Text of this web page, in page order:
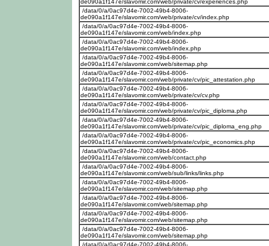
de090a1f147e/slavomir.com/web/private/cv/experiences.php
/data/0/a/0ac97d4e-7002-49b4-8006-
de090a1f147e/slavomir.com/web/private/cv/index.php
/data/0/a/0ac97d4e-7002-49b4-8006-
de090a1f147e/slavomir.com/web/index.php
/data/0/a/0ac97d4e-7002-49b4-8006-
de090a1f147e/slavomir.com/web/index.php
/data/0/a/0ac97d4e-7002-49b4-8006-
de090a1f147e/slavomir.com/web/sitemap.php
/data/0/a/0ac97d4e-7002-49b4-8006-
de090a1f147e/slavomir.com/web/private/cv/pic_attestation.php
/data/0/a/0ac97d4e-7002-49b4-8006-
de090a1f147e/slavomir.com/web/private/cv/cv.php
/data/0/a/0ac97d4e-7002-49b4-8006-
de090a1f147e/slavomir.com/web/private/cv/pic_diploma.php
/data/0/a/0ac97d4e-7002-49b4-8006-
de090a1f147e/slavomir.com/web/private/cv/pic_diploma_eng.php
/data/0/a/0ac97d4e-7002-49b4-8006-
de090a1f147e/slavomir.com/web/private/cv/pic_economics.php
/data/0/a/0ac97d4e-7002-49b4-8006-
de090a1f147e/slavomir.com/web/contact.php
/data/0/a/0ac97d4e-7002-49b4-8006-
de090a1f147e/slavomir.com/web/sub/links/links.php
/data/0/a/0ac97d4e-7002-49b4-8006-
de090a1f147e/slavomir.com/web/sitemap.php
/data/0/a/0ac97d4e-7002-49b4-8006-
de090a1f147e/slavomir.com/web/sitemap.php
/data/0/a/0ac97d4e-7002-49b4-8006-
de090a1f147e/slavomir.com/web/sitemap.php
/data/0/a/0ac97d4e-7002-49b4-8006-
de090a1f147e/slavomir.com/web/sitemap.php
/data/0/a/0ac97d4e-7002-49b4-8006-